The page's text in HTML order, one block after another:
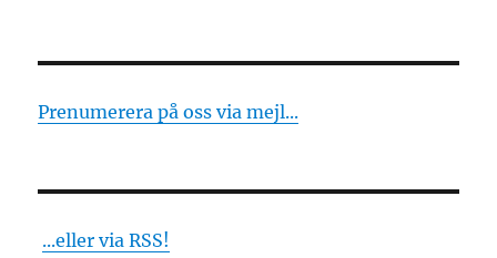
Prenumerera på oss via mejl...
...eller via RSS!